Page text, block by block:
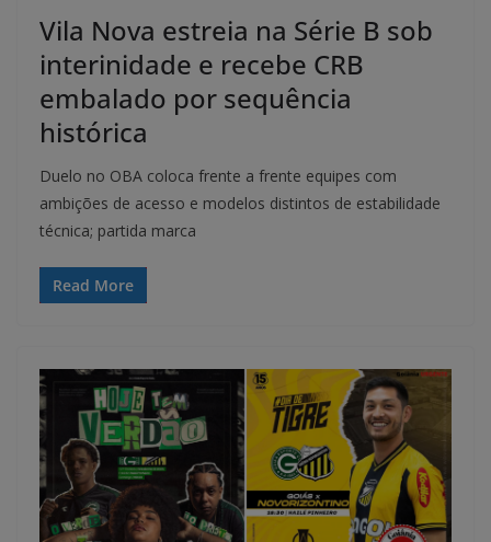
Vila Nova estreia na Série B sob
interinidade e recebe CRB
embalado por sequência
histórica
Duelo no OBA coloca frente a frente equipes com
ambições de acesso e modelos distintos de estabilidade
técnica; partida marca
Read More